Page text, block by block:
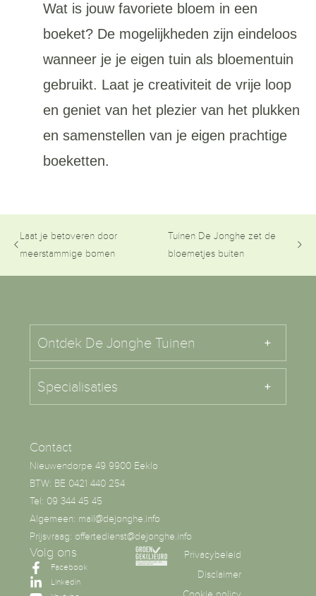
Wat is jouw favoriete bloem in een
boeket? De mogelijkheden zijn eindeloos
wanneer je je eigen tuin als bloementuin
gebruikt. Laat je creativiteit de vrije loop
en geniet van het plezier van het plukken
en samenstellen van je eigen prachtige
boeketten.
Laat je betoveren door
meerstammige bomen
Tuinen De Jonghe zet de
bloemetjes buiten
Ontdek De Jonghe Tuinen
Specialisaties
Contact
Nieuwendorpe 49 9900 Eeklo
BTW: BE 0421 440 254
Tel: 09 344 45 45
Algemeen: mail@dejonghe.info
Prijsvraag: offertedienst@dejonghe.info
Volg ons
Facebook
Linkedin
Privacybeleid
Disclaimer